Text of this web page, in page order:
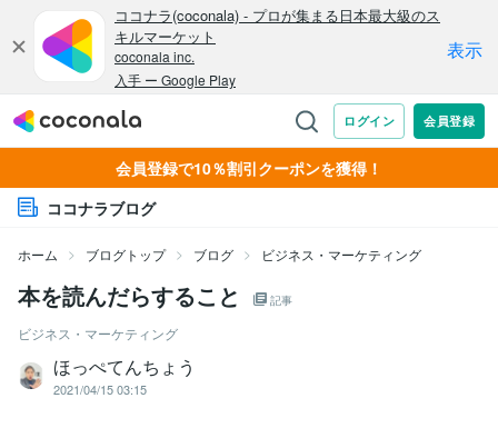
会員登録で10％割引クーポンを獲得！
ココナラブログ
ホーム ブログトップ ブログ ビジネス・マーケティング
本を読んだらすること 記事
ビジネス・マーケティング
ほっぺてんちょう
2021/04/15 03:15